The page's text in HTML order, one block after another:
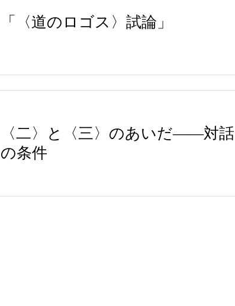
「〈道のロゴス〉試論」
〈二〉と〈三〉のあいだ――対話
の条件